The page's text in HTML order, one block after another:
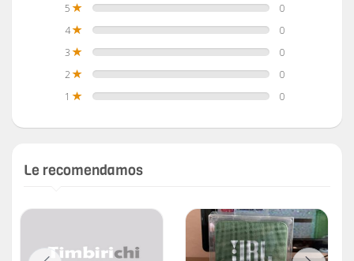
5
0
4
0
3
0
2
0
1
0
Le recomendamos